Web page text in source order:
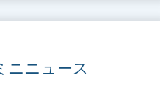
ニニュース